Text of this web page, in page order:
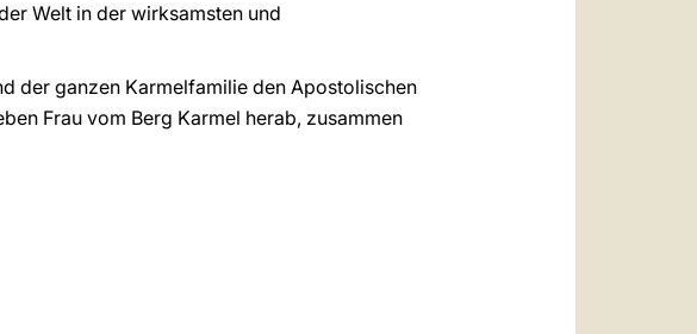
Welt in der wirksamsten und
der ganzen Karmelfamilie den Apostolischen
Frau vom Berg Karmel herab, zusammen